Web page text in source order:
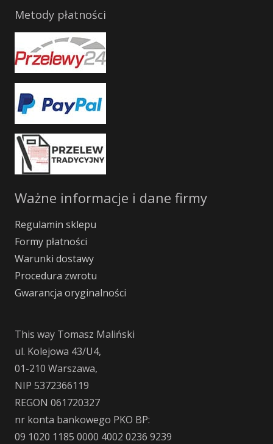
Metody płatności
Ważne informacje i dane firmy
Regulamin sklepu
Formy płatności
Warunki dostawy
Procedura zwrotu
Gwarancja oryginalności
This way Tomasz Maliński
ul. Kolejowa 43/U4,
01-210 Warszawa,
NIP 5372366119
REGON 061720327
nr konta bankowego PKO BP:
09 1020 1185 0000 4002 0236 9239